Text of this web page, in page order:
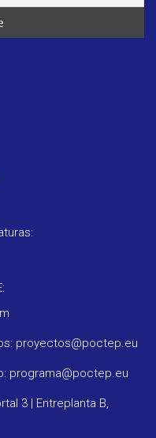
proyectos@poctep.eu
programa@poctep.eu
3 | Entreplanta B,